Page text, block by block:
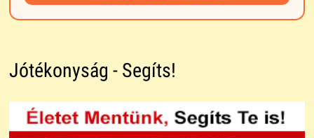
Jótékonyság - Segíts!